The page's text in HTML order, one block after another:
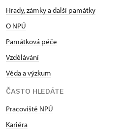
Hrady, zámky a další památky
O NPÚ
Památková péče
Vzdělávání
Věda a výzkum
ČASTO HLEDÁTE
Pracoviště NPÚ
Kariéra